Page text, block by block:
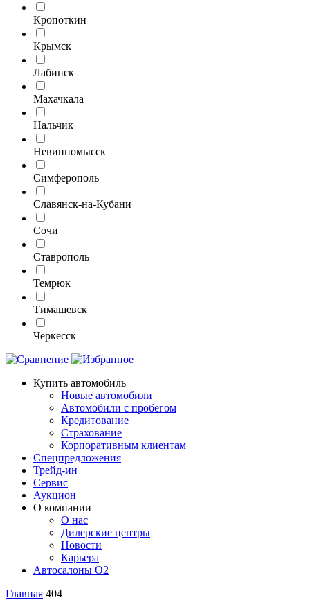
Кропоткин
Крымск
Лабинск
Махачкала
Нальчик
Невинномысск
Симферополь
Славянск-на-Кубани
Сочи
Ставрополь
Темрюк
Тимашевск
Черкесск
Купить автомобиль
Новые автомобили
Автомобили с пробегом
Кредитование
Страхование
Корпоративным клиентам
Спецпредложения
Трейд-ин
Сервис
Аукцион
О компании
О нас
Дилерские центры
Новости
Карьера
Автосалоны O2
Главная 404